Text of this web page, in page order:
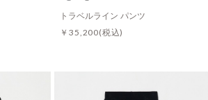
トラベルライン パンツ
￥35,200(税込)